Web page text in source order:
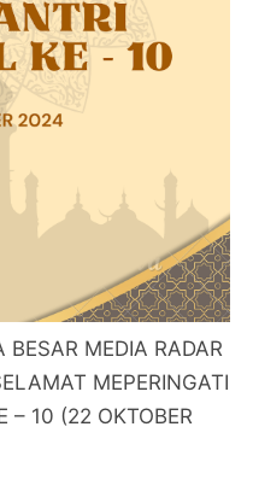
BESAR MEDIA RADAR
MEPERINGATI
– 10 (22 OKTOBER